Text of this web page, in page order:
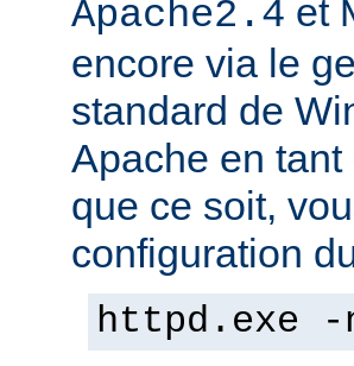
Apache2.4 et
encore via le
standard de
Apache en
que ce soit,
configuration
httpd.exe -